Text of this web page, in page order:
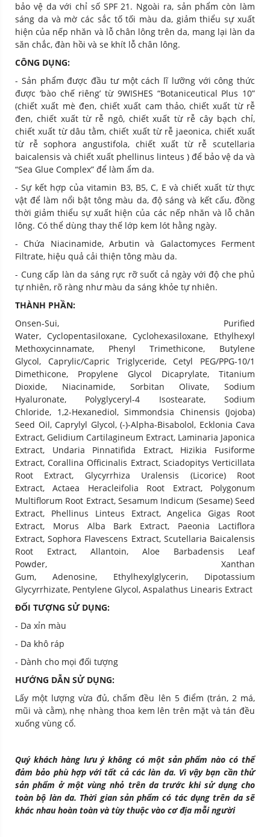
bảo vệ da với chỉ số SPF 21. Ngoài ra, sản phẩm còn làm
sáng da và mờ các sắc tố tối màu da, giảm thiểu sự xuất
hiện của nếp nhăn và lỗ chân lông trên da, mang lại làn da
săn chắc, đàn hồi và se khít lỗ chân lông.
CÔNG DỤNG:
- Sản phẩm được đầu tư một cách lĩ lưỡng với công thức
được ‘bào chế riêng’ từ 9WISHES “Botaniceutical Plus 10”
(chiết xuất mè đen, chiết xuất cam thảo, chiết xuất từ rễ
đen, chiết xuất từ rễ ngô, chiết xuất từ rễ cây bạch chỉ,
chiết xuất từ dâu tằm, chiết xuất từ rễ jaeonica, chiết xuất
từ rễ sophora angustifola, chiết xuất từ rễ scutellaria
baicalensis và chiết xuất phellinus linteus ) để bảo vệ da và
“Sea Glue Complex” để làm ẩm da.
- Sự kết hợp của vitamin B3, B5, C, E và chiết xuất từ thực
vật để làm nổi bật tông màu da, độ sáng và kết cấu, đồng
thời giảm thiểu sự xuất hiện của các nếp nhăn và lỗ chân
lông. Có thể dùng thay thế lớp kem lót hằng ngày.
- Chứa Niacinamide, Arbutin và Galactomyces Ferment
Filtrate, hiệu quả cải thiện tông màu da.
- Cung cấp làn da sáng rực rỡ suốt cả ngày với độ che phủ
tự nhiên, rõ ràng như màu da sáng khỏe tự nhiên.
THÀNH PHẦN:
Onsen-Sui, Purified
Water, Cyclopentasiloxane, Cyclohexasiloxane, Ethylhexyl
Methoxycinnamate, Phenyl Trimethicone, Butylene
Glycol, Caprylic/​Capric Triglyceride, Cetyl PEG/​PPG-10/​1
Dimethicone, Propylene Glycol Dicaprylate, Titanium
Dioxide, Niacinamide, Sorbitan Olivate, Sodium
Hyaluronate, Polyglyceryl-4 Isostearate, Sodium
Chloride, 1,2-Hexanediol, Simmondsia Chinensis (Jojoba)
Seed Oil, Caprylyl Glycol, (-)-Alpha-Bisabolol, Ecklonia Cava
Extract, Gelidium Cartilagineum Extract, Laminaria Japonica
Extract, Undaria Pinnatifida Extract, Hizikia Fusiforme
Extract, Corallina Officinalis Extract, Sciadopitys Verticillata
Root Extract, Glycyrrhiza Uralensis (Licorice) Root
Extract, Actaea Heracleifolia Root Extract, Polygonum
Multiflorum Root Extract, Sesamum Indicum (Sesame) Seed
Extract, Phellinus Linteus Extract, Angelica Gigas Root
Extract, Morus Alba Bark Extract, Paeonia Lactiflora
Extract, Sophora Flavescens Extract, Scutellaria Baicalensis
Root Extract, Allantoin, Aloe Barbadensis Leaf
Powder, Xanthan
Gum, Adenosine, Ethylhexylglycerin, Dipotassium
Glycyrrhizate, Pentylene Glycol, Aspalathus Linearis Extract
ĐỐI TƯỢNG SỬ DỤNG:
- Da xỉn màu
- Da khô ráp
- Dành cho mọi đối tượng
HƯỚNG DẪN SỬ DỤNG:
Lấy một lượng vừa đủ, chấm đều lên 5 điểm (trán, 2 má,
mũi và cằm), nhẹ nhàng thoa kem lên trên mặt và tán đều
xuống vùng cổ.
Quý khách hàng lưu ý không có một sản phẩm nào có thể
đảm bảo phù hợp với tất cả các làn da. Vì vậy bạn cần thử
sản phẩm ở một vùng nhỏ trên da trước khi sử dụng cho
toàn bộ làn da. Thời gian sản phẩm có tác dụng trên da sẽ
khác nhau hoàn toàn và tùy thuộc vào cơ địa mỗi người